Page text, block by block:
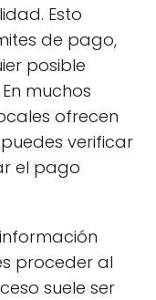
Esto
de pago,
posible
muchos
ofrecen
verificar
el pago
proceder al
suele ser